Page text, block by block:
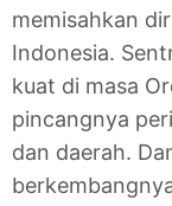
memisahkan
Indonesia.
kuat di masa
pincangnya
dan daerah.